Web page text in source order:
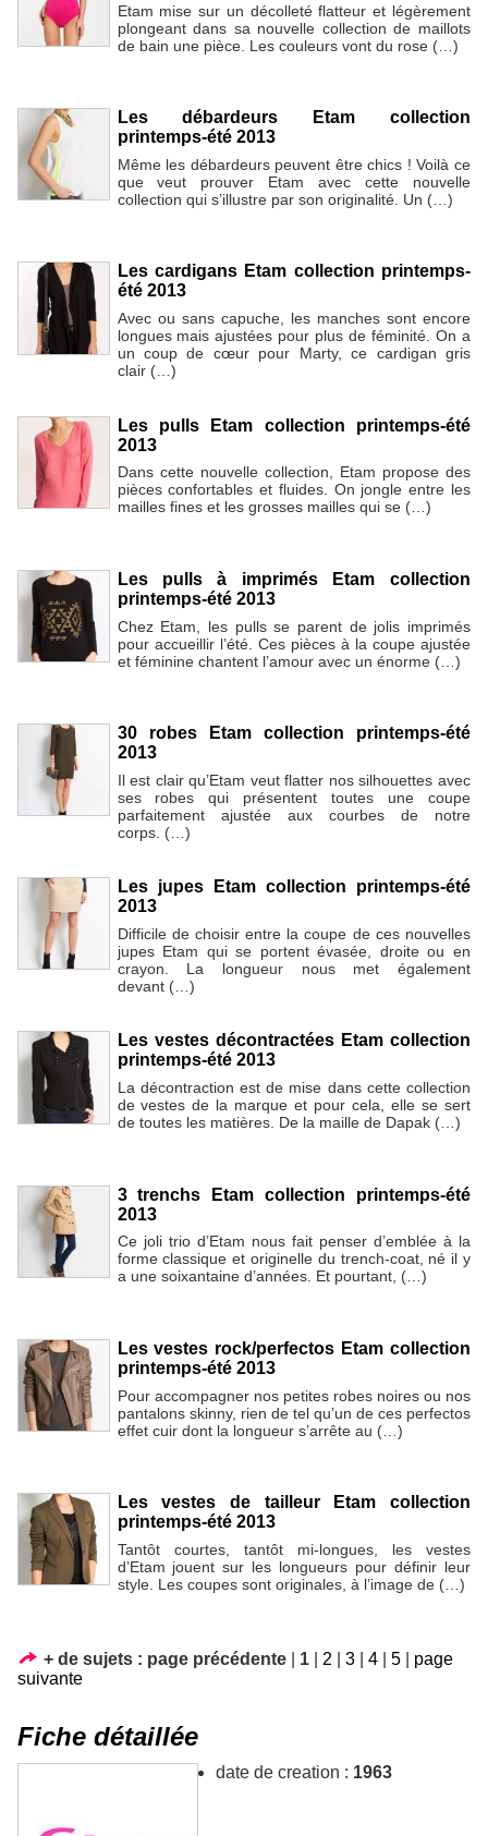
Etam mise sur un décolleté flatteur et légèrement
plongeant dans sa nouvelle collection de maillots
de bain une pièce. Les couleurs vont du rose (…)
Les débardeurs Etam collection
printemps-été 2013
Même les débardeurs peuvent être chics ! Voilà ce
que veut prouver Etam avec cette nouvelle
collection qui s’illustre par son originalité. Un (…)
Les cardigans Etam collection printemps-
été 2013
Avec ou sans capuche, les manches sont encore
longues mais ajustées pour plus de féminité. On a
un coup de cœur pour Marty, ce cardigan gris
clair (…)
Les pulls Etam collection printemps-été
2013
Dans cette nouvelle collection, Etam propose des
pièces confortables et fluides. On jongle entre les
mailles fines et les grosses mailles qui se (…)
Les pulls à imprimés Etam collection
printemps-été 2013
Chez Etam, les pulls se parent de jolis imprimés
pour accueillir l’été. Ces pièces à la coupe ajustée
et féminine chantent l’amour avec un énorme (…)
30 robes Etam collection printemps-été
2013
Il est clair qu’Etam veut flatter nos silhouettes avec
ses robes qui présentent toutes une coupe
parfaitement ajustée aux courbes de notre
corps. (…)
Les jupes Etam collection printemps-été
2013
Difficile de choisir entre la coupe de ces nouvelles
jupes Etam qui se portent évasée, droite ou en
crayon. La longueur nous met également
devant (…)
Les vestes décontractées Etam collection
printemps-été 2013
La décontraction est de mise dans cette collection
de vestes de la marque et pour cela, elle se sert
de toutes les matières. De la maille de Dapak (…)
3 trenchs Etam collection printemps-été
2013
Ce joli trio d’Etam nous fait penser d’emblée à la
forme classique et originelle du trench-coat, né il y
a une soixantaine d’années. Et pourtant, (…)
Les vestes rock/perfectos Etam collection
printemps-été 2013
Pour accompagner nos petites robes noires ou nos
pantalons skinny, rien de tel qu’un de ces perfectos
effet cuir dont la longueur s’arrête au (…)
Les vestes de tailleur Etam collection
printemps-été 2013
Tantôt courtes, tantôt mi-longues, les vestes
d’Etam jouent sur les longueurs pour définir leur
style. Les coupes sont originales, à l’image de (…)
+ de sujets : page précédente 1 2 3 4 5
page
suivante
Fiche détaillée
date de creation : 1963